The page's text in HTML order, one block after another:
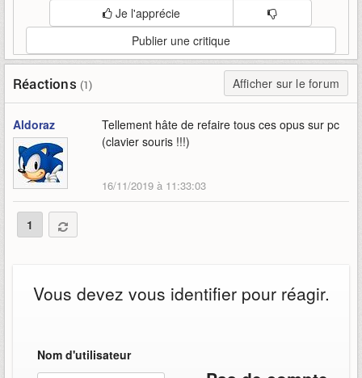
Je l'apprécie
Publier une critique
Réactions (1) Afficher sur le forum
Aldoraz
Tellement hâte de refaire tous ces opus sur pc
(clavier souris !!!)
16/11/2019 à 11:33:03
1
Vous devez vous identifier pour réagir.
Nom d'utilisateur